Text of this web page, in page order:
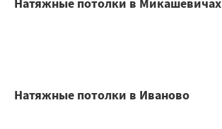
Натяжные потолки в Иваново